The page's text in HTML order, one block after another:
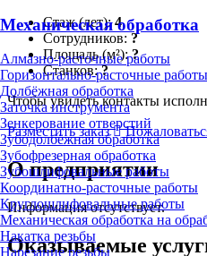
Механическая обработка
Алмазно-расточные работы
Горизонтально-расточные работы
Долбёжная обработка
Заточка инструмента
Зенкерование отверстий
Зубодолбёжная обработка
Зубофрезерная обработка
Зубошлифовальные работы
Координатно-расточные работы
Круглошлифовальные работы
Механическая обработка на
Накатка резьбы
Нарезание резьбы
Стаж (лет):4
Сотрудников: ?
Площадь (м²):?
Станков:?
Чтобы увидеть контакты
Разместить заказ
О предприятии
Информация отсутствует.
Оказываемые